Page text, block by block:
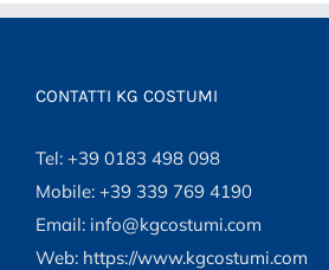
CONTATTI KG COSTUMI
Tel: +39 0183 498 098
Mobile: +39 339 769 4190
Email: info@kgcostumi.com
Web: https://www.kgcostumi.com